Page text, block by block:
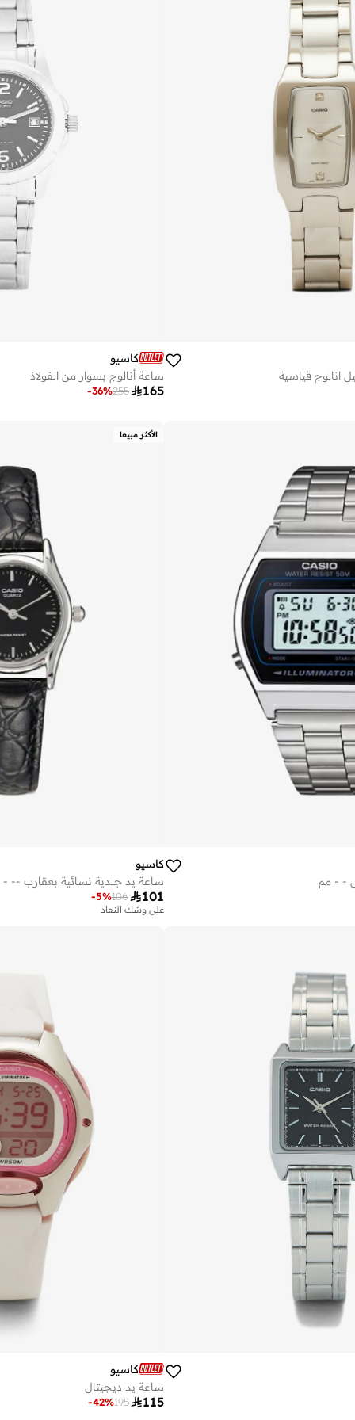
انالوج قياسية
كاسيو
ساعة أنالوج بسوار من الفولاذ
165
255
-36%
- - مم
الأكثر مبيعا
كاسيو
ساعة يد جلدية نسائية بعقارب --
101
106
-5%
على وشك النفاد
كاسيو
ساعة يد ديجيتال
115
195
-42%